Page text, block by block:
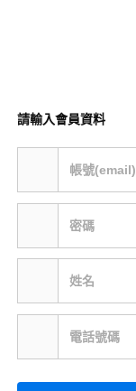
請輸入會員資料
帳號(email)
密碼
姓名
電話號碼